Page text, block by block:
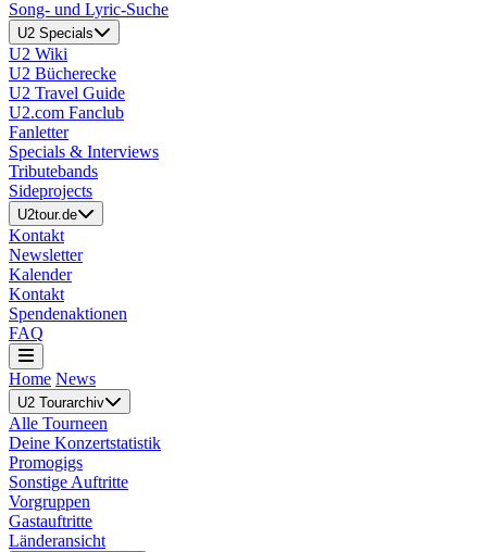
Song- und Lyric-Suche
U2 Specials
U2 Wiki
U2 Bücherecke
U2 Travel Guide
U2.com Fanclub
Fanletter
Specials & Interviews
Tributebands
Sideprojects
U2tour.de
Kontakt
Newsletter
Kalender
Kontakt
Spendenaktionen
FAQ
Home News
U2 Tourarchiv
Alle Tourneen
Deine Konzertstatistik
Promogigs
Sonstige Auftritte
Vorgruppen
Gastauftritte
Länderansicht